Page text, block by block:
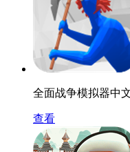
全面战争模拟器中
查看